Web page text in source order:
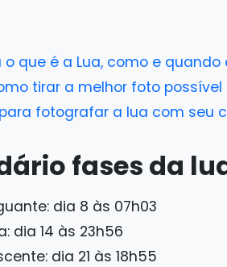
o que é a Lua, como e
tirar a melhor foto
fotografar a lua com seu
fases da
dia 8 às 07h03
dia 14 às 23h56
dia 21 às 18h55